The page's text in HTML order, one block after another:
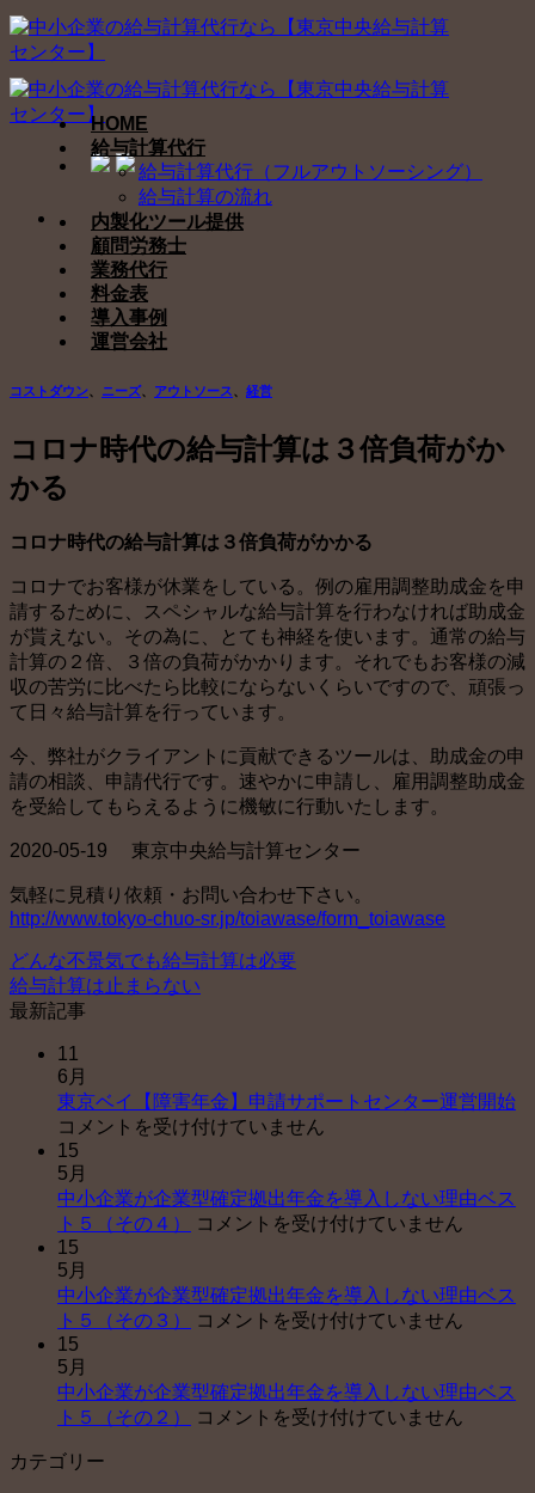
Skip
to
content
HOME
給与計算代行
給与計算代行（フルアウトソーシング）
給与計算の流れ
内製化ツール提供
顧問労務士
業務代行
料金表
導入事例
運営会社
コストダウン ニーズ、 アウトソース 経営
コロナ時代の給与計算は３倍負荷がか
かる
コロナ時代の給与計算は３倍負荷がかかる
コロナでお客様が休業をしている。例の雇用調整助成金を申
請するために、スペシャルな給与計算を行わなければ助成金
が貰えない。その為に、とても神経を使います。通常の給与
計算の２倍、３倍の負荷がかかります。それでもお客様の減
収の苦労に比べたら比較にならないくらいですので、頑張っ
て日々給与計算を行っています。
今、弊社がクライアントに貢献できるツールは、助成金の申
請の相談、申請代行です。速やかに申請し、雇用調整助成金
を受給してもらえるように機敏に行動いたします。
2020-05-19 東京中央給与計算センター
気軽に見積り依頼・お問い合わせ下さい。
http://www.tokyo-chuo-sr.jp/toiawase/form_toiawase
どんな不景気でも給与計算は必要
給与計算は止まらない
最新記事
11
6月
東京ベイ【障害年金】申請サポートセンター運営開始東
申
ー
コメントを受け付けていません
15
5月
中小企業が企業型確定拠出年金を導入しない理由ベス
ト５（その４）
中
業
が
型
確
コメントを受け付けていません
15
5月
中小企業が企業型確定拠出年金を導入しない理由ベス
ト５（その３）
中
業
が
コメントを受け付けていません
15
5月
中小企業が企業型確定拠出年金を導入しない理由ベス
ト５（その２）
中
コメントを受け付けていません
カテゴリー